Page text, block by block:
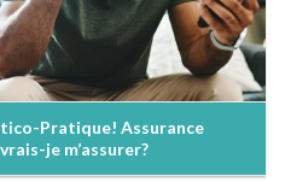
Pratique! Assurance
je m’assurer?